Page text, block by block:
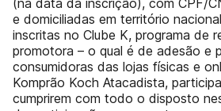
(na data da inscrição), com CPF/
e domiciliadas em território
inscritas no Clube K, programa de
promotora – o qual é de adesão e
consumidoras das lojas físicas e
Komprão Koch Atacadista,
cumprirem com todo o disposto